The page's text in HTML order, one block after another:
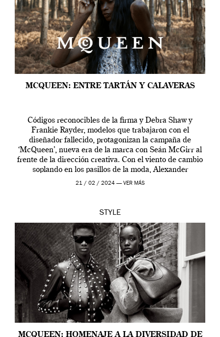
MCQUEEN: ENTRE TARTÁN Y CALAVERAS
Códigos reconocibles de la firma y Debra Shaw y
Frankie Rayder, modelos que trabajaron con el
diseñador fallecido, protagonizan la campaña de
‘McQueen’, nueva era de la marca con Seán McGirr al
frente de la dirección creativa. Con el viento de cambio
soplando en los pasillos de la moda, Alexander
McQueen se prepara para una […]
21 / 02 / 2024 — VER MÁS
STYLE
MCQUEEN: HOMENAJE A LA DIVERSIDAD DE